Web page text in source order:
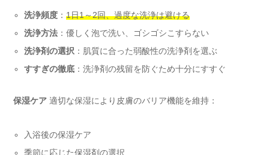
洗浄頻度 ：1日1～2回、過度な洗浄は避ける
洗浄方法 ：優しく泡で洗い、ゴシゴシこすらない
洗浄剤の選択 ：肌質に合った弱酸性の洗浄剤を選ぶ
すすぎの徹底 ：洗浄剤の残留を防ぐため十分にすすぐ
保湿ケア 適切な保湿により皮膚のバリア機能を維持：
入浴後の保湿ケア
季節に応じた保湿剤の選択